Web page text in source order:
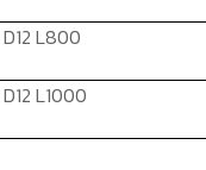
D12 L800
D12 L1000